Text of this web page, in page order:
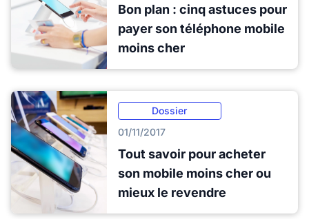
Bon plan : cinq astuces pour
payer son téléphone mobile
moins cher
Dossier
01/11/2017
Tout savoir pour acheter
son mobile moins cher ou
mieux le revendre